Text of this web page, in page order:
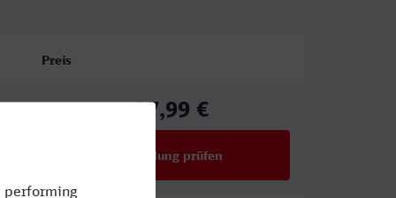
Preis
37,99 €
Verbindung prüfen